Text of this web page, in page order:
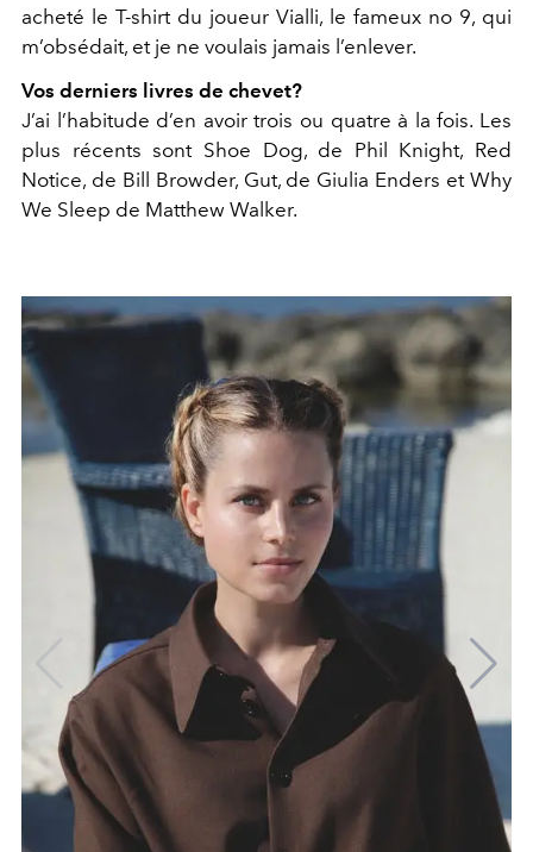
acheté le T-shirt du joueur Vialli, le fameux no 9, qui
m’obsédait, et je ne voulais jamais l’enlever.
Vos derniers livres de chevet?
J’ai l’habitude d’en avoir trois ou quatre à la fois. Les
plus récents sont Shoe Dog, de Phil Knight, Red
Notice, de Bill Browder, Gut, de Giulia Enders et Why
We Sleep de Matthew Walker.